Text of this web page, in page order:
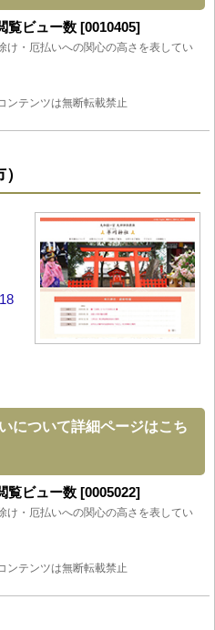
覧ビュー数 [0010405]
・厄払いへの関心の高さを表してい
ンテンツは無断転載禁止
について詳細ページはこち
覧ビュー数 [0005022]
・厄払いへの関心の高さを表してい
ンテンツは無断転載禁止